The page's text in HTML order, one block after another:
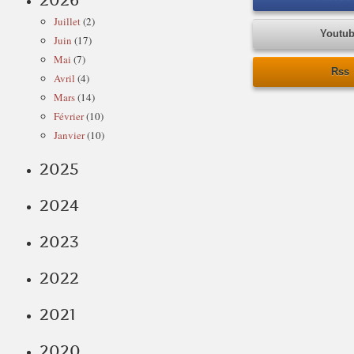
Juillet(2)
Juin (17)
Mai (7)
Avril (4)
Mars(14)
Février(10)
Janvier(10)
2025
2024
2023
2022
2021
Rss